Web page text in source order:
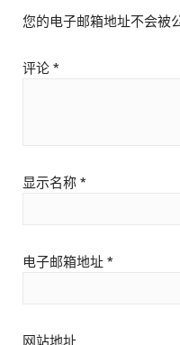
您的电子邮箱地址不会被
评论 *
显示名称 *
电子邮箱地址 *
网站地址